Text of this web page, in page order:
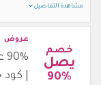
مشاهدة التفاصيل
خصم
يصل
90%
عروض
| كود